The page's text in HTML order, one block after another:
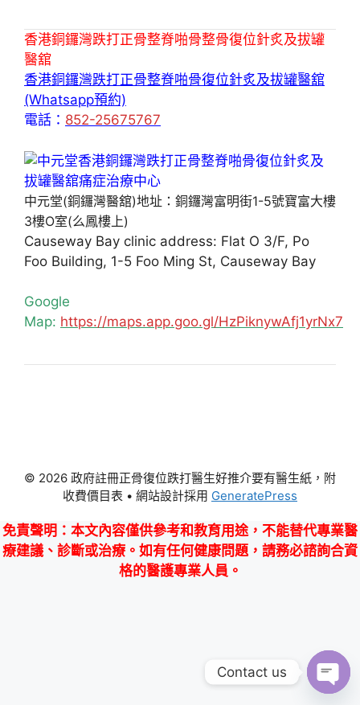
香港銅鑼灣跌打正骨整脊啪骨整骨復位針炙及拔罐
醫舘
香港銅鑼灣跌打正骨整脊啪骨復位針炙及拔罐醫舘
(Whatsapp預約)
電話： 852-25675767
中元堂(銅鑼灣醫舘)地址：銅鑼灣富明街1-5號寶富大樓
3樓O室(么鳳樓上)
Causeway Bay clinic address: Flat O 3/F, Po
Foo Building, 1-5 Foo Ming St, Causeway Bay
Google
Map: https://maps.app.goo.gl/HzPiknywAfj1yrNx7
© 2026 政府註冊正骨復位跌打醫生好推介要有醫生紙，附
收費價目表 • 網站設計採用 GeneratePress
免責聲明 ：本文內容僅供參考和教育用途，不能替代專業醫
療建議、診斷或治療。如有任何健康問題，請務必諮詢合資
格的醫護專業人員。
Contact us